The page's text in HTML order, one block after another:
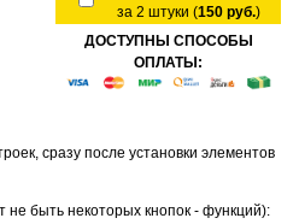
за 2 штуки (150 руб.)
ДОСТУПНЫ СПОСОБЫ
ОПЛАТЫ:
сразу после установки элементов
не быть некоторых кнопок - функций):